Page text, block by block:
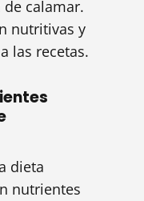
calamar.
nutritivas y
las recetas.
dieta
nutrientes